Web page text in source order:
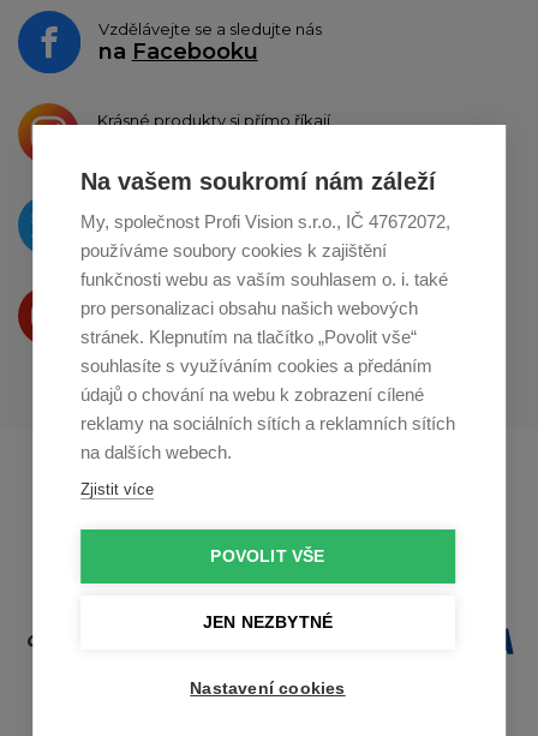
Na vašem soukromí nám záleží
My, společnost Profi Vision s.r.o., IČ 47672072,
používáme soubory cookies k zajištění
funkčnosti webu as vaším souhlasem o. i. také
pro personalizaci obsahu našich webových
stránek. Klepnutím na tlačítko „Povolit vše“
souhlasíte s využíváním cookies a předáním
údajů o chování na webu k zobrazení cílené
reklamy na sociálních sítích a reklamních sítích
na dalších webech.
Zjistit více
POVOLIT VŠE
JEN NEZBYTNÉ
Nastavení cookies
Vzdělávejte se a sledujte nás
na Facebooku
Krásné produkty si přímo říkají
O novinkách píšeme
naTwitteru
Produkty Vám představujeme
na Youtube
Profikuchar.sk